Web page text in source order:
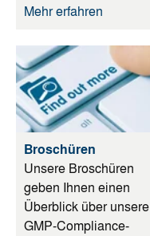
Mehr erfahren
Broschüren
Unsere Broschüren
geben Ihnen einen
Überblick über unsere
GMP-Compliance-